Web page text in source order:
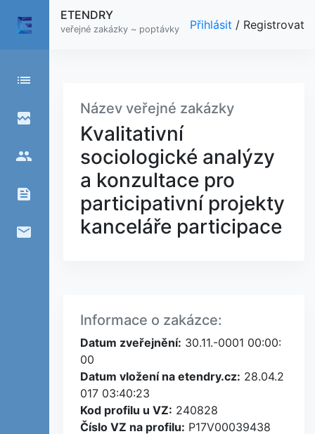
list
broken_image
people
feed
email
ETENDRY
veřejné zakázky ~ poptávky Přihlásit / Registrovat
Název veřejné zakázky
Kvalitativní
sociologické analýzy
a konzultace pro
participativní projekty
kanceláře participace
Informace o zakázce:
Datum zveřejnění: 30.11.-0001 00:00:
00
Datum vložení na etendry.cz: 28.04.2
017 03:40:23
Kod profilu u VZ: 240828
Číslo VZ na profilu: P17V00039438